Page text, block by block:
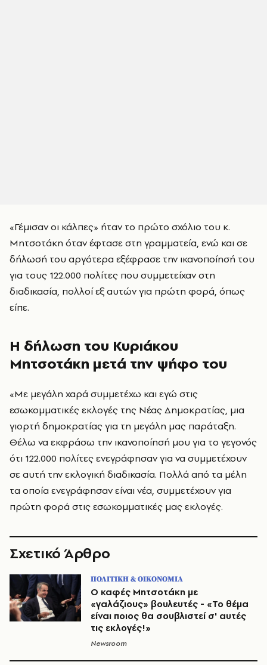
«Γέμισαν οι κάλπες» ήταν το πρώτο σχόλιο του κ.
Μητσοτάκη όταν έφτασε στη γραμματεία, ενώ και σε
δήλωσή του αργότερα εξέφρασε την ικανοποίησή του
για τους 122.000 πολίτες που συμμετείχαν στη
διαδικασία, πολλοί εξ αυτών για πρώτη φορά, όπως
είπε.
Η δήλωση του Κυριάκου
Μητσοτάκη μετά την ψήφο του
«Με μεγάλη χαρά συμμετέχω και εγώ στις
εσωκομματικές εκλογές της Νέας Δημοκρατίας, μια
γιορτή δημοκρατίας για τη μεγάλη μας παράταξη.
Θέλω να εκφράσω την ικανοποίησή μου για το γεγονός
ότι 122.000 πολίτες ενεγράφησαν για να συμμετέχουν
σε αυτή την εκλογική διαδικασία. Πολλά από τα μέλη
τα οποία ενεγράφησαν είναι νέα, συμμετέχουν για
πρώτη φορά στις εσωκομματικές μας εκλογές.
Σχετικό Άρθρο
ΠΟΛΙΤΙΚΗ & ΟΙΚΟΝΟΜΙΑ
Ο καφές Μητσοτάκη με
«γαλάζιους» βουλευτές - «Το θέμα
είναι ποιος θα σουβλιστεί σ' αυτές
τις εκλογές!»
Newsroom